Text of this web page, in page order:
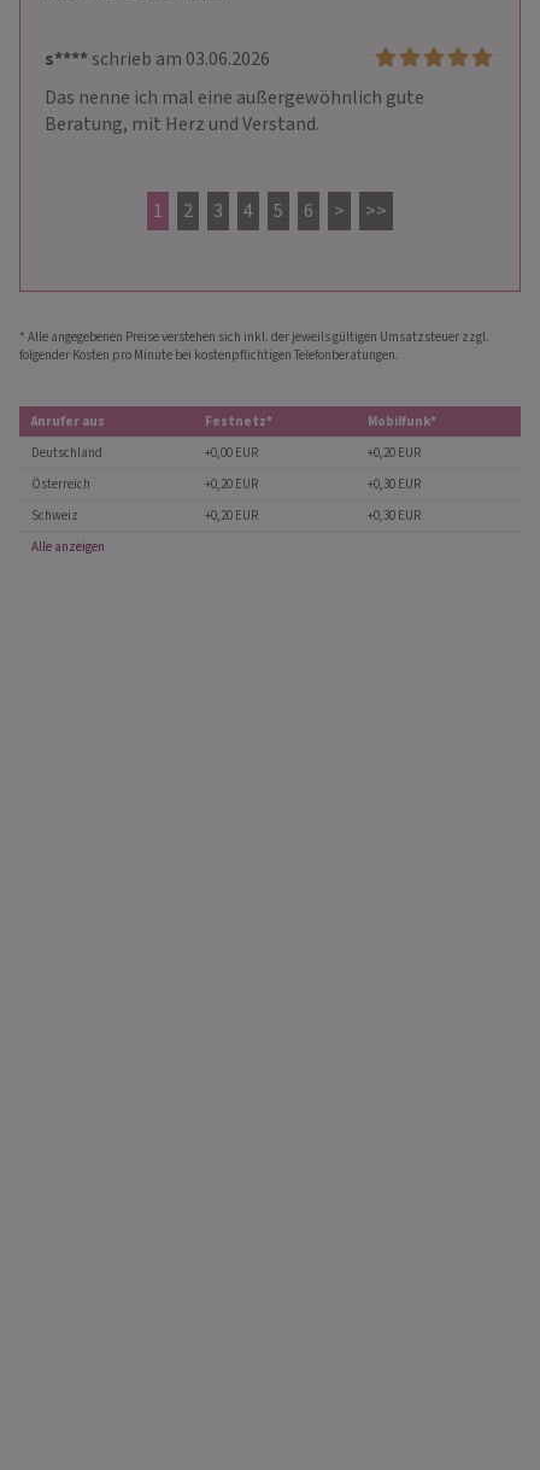
s****schrieb am 03.06.2026
Das nenne ich mal eine außergewöhnlich gute
Beratung, mit Herz und Verstand.
1 2 3 4 5 6 > >>
* Alle angegebenen Preise verstehen sich inkl. der jeweils gültigen Umsatzsteuer zzgl.
folgender Kosten pro Minute bei kostenpflichtigen Telefonberatungen.
Anrufer aus Festnetz*
Mobilfunk*
Deutschland
+0,00 EUR
+0,20 EUR
Österreich
+0,20 EUR
+0,30 EUR
Schweiz
+0,20 EUR
+0,30 EUR
Alle anzeigen